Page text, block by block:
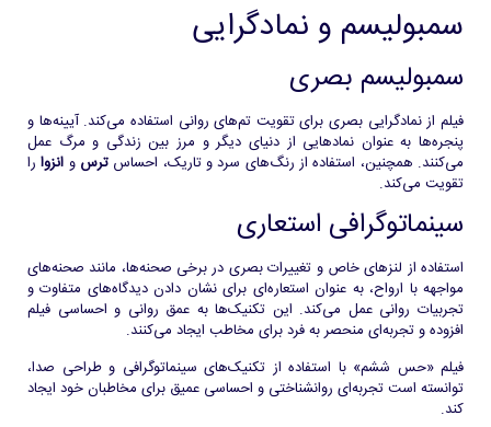
سمبولیسم و نمادگرایی
سمبولیسم بصری
فیلم از نمادگرایی بصری برای تقویت تم‌های روانی استفاده می‌کند. آیینه‌ها و
پنجره‌ها به عنوان نمادهایی از دنیای دیگر و مرز بین زندگی و مرگ عمل
می‌کنند. همچنین، استفاده از رنگ‌های سرد و تاریک، احساس ترس و انزوارا
تقویت می‌کند.
سینماتوگرافی استعاری
استفاده از لنزهای خاص و تغییرات بصری در برخی صحنه‌ها، مانند صحنه‌های
مواجهه با ارواح، به عنوان استعاره‌ای برای نشان دادن دیدگاه‌های متفاوت و
تجربیات روانی عمل می‌کند. این تکنیک‌ها به عمق روانی و احساسی فیلم
افزوده و تجربه‌ای منحصر به فرد برای مخاطب ایجاد می‌کنند.
فیلم «حس ششم» با استفاده از تکنیک‌های سینماتوگرافی و طراحی صدا،
توانسته است تجربه‌ای روانشناختی و احساسی عمیق برای مخاطبان خود ایجاد
کند.